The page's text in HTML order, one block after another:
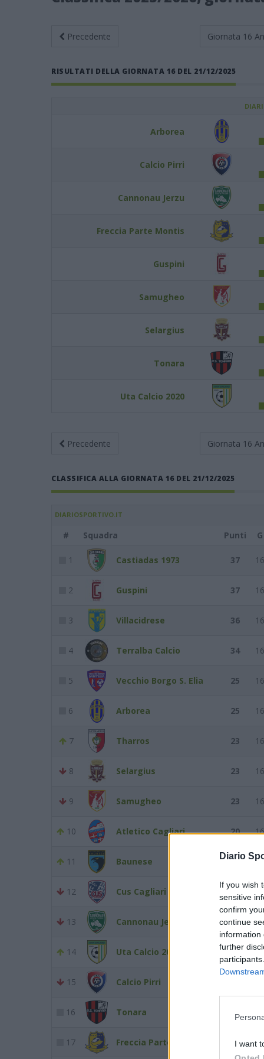
Diario
If you wish
sensitive
confirm
continue
information
further
I want
Precedente Giornata 16
RISULTATI DELLA GIORNATA 16 DEL 21/12/2025
Arborea
Calcio Pirri
Cannonau Jerzu
Freccia Parte Montis
Guspini
Samugheo
Selargius
Tonara
Uta Calcio 2020
Precedente Giornata 16
CLASSIFICA ALLA GIORNATA 16 DEL 21/12/2025
DIARIOSPORTIVO.IT
#
Squadra Punti G
1 Castiadas 1973 37 16
2 Guspini 37 16
3 Villacidrese 36 16
4 Terralba Calcio 34 16
5 Vecchio Borgo S. Elia 25 16
6 Arborea 25 16
7 Tharros 23 16
8 Selargius 23 16
9 Samugheo 23 16
10 Atletico Cagliari 20 16
11 Baunese 19 16
12 Cus Cagliari 18 16
13 Cannonau Jerzu 18 16
14 Uta Calcio 2020 17 16
15 Calcio Pirri
16 Tonara 10
17 Freccia Parte Montis 10 16